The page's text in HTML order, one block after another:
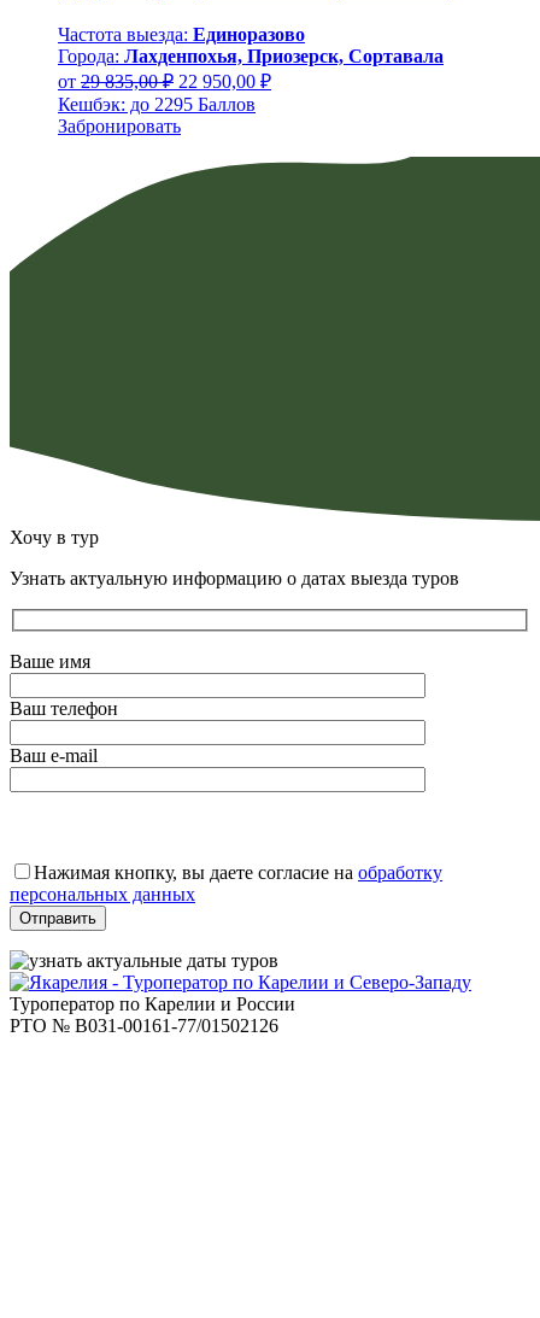
Частота выезда: Единоразово
Города: Лахденпохья, Приозерск, Сортавала
от 29 835,00₽ Первоначальная
цена
составляла
29
835,00 ₽.
22 950,00 ₽Текущая
Кешбэк: до 2295 Баллов
Забронировать
Хочу в тур
Узнать актуальную информацию о датах выезда туров
Ваше имя
Ваш телефон
Ваш e-mail
это
поле
пустым.
Нажимая кнопку, вы даете согласие на обработку
персональных данных
Туроператор по Карелии и России
РТО № В031-00161-77/01502126